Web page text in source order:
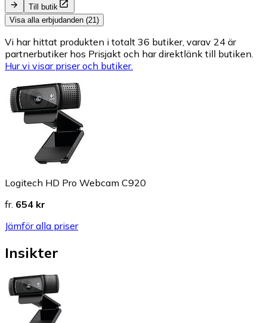
Till butik
Visa alla erbjudanden (21)
Vi har hittat produkten i totalt 36 butiker, varav 24 är
partnerbutiker hos Prisjakt och har direktlänk till butiken.
Hur vi visar priser och butiker.
Logitech HD Pro Webcam C920
fr. 654 kr
Jämför alla priser
Insikter